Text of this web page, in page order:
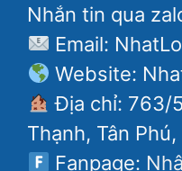
Nhắn tin qua
Email:
Website:
Địa chỉ: 763/
Thạnh, Tân
Fanpage: